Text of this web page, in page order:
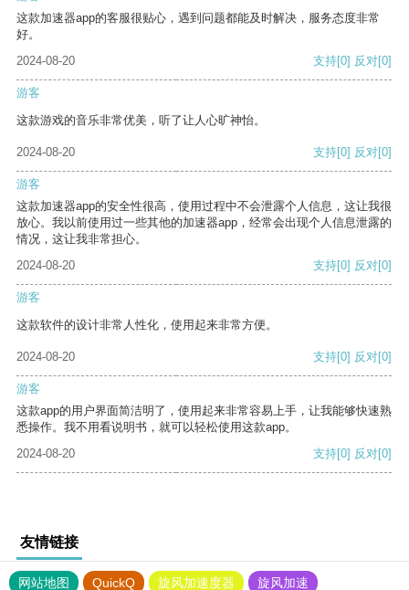
这款加速器app的客服很贴心，遇到问题都能及时解决，服务态度非常
好。
2024-08-20
支持[0] 反对[0]
游客
这款游戏的音乐非常优美，听了让人心旷神怡。
2024-08-20 支持[0] 反对[0]
游客
这款加速器app的安全性很高，使用过程中不会泄露个人信息，这让我很
放心。我以前使用过一些其他的加速器app，经常会出现个人信息泄露的
情况，这让我非常担心。
2024-08-20
支持[0] 反对[0]
游客
这款软件的设计非常人性化，使用起来非常方便。
2024-08-20 支持[0] 反对[0]
游客
这款app的用户界面简洁明了，使用起来非常容易上手，让我能够快速熟
悉操作。我不用看说明书，就可以轻松使用这款app。
2024-08-20
支持[0] 反对[0]
友情链接
网站地图 QuickQ 旋风加速度器 旋风加速